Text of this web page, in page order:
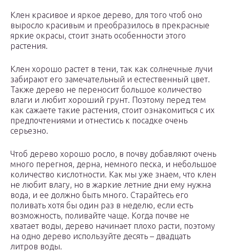
Клен красивое и яркое дерево, для того чтоб оно
выросло красивым и преобразилось в прекрасные
яркие окрасы, стоит знать особенности этого
растения.
Клен хорошо растет в тени, так как солнечные лучи
забирают его замечательный и естественный цвет.
Также дерево не переносит большое количество
влаги и любит хороший грунт. Поэтому перед тем
как сажаете такие растения, стоит ознакомиться с их
предпочтениями и отнестись к посадке очень
серьезно.
Чтоб дерево хорошо росло, в почву добавляют очень
много перегноя, дерна, немного песка, и небольшое
количество кислотности. Как мы уже знаем, что клен
не любит влагу, но в жаркие летние дни ему нужна
вода, и ее должно быть много. Старайтесь его
поливать хотя бы один раз в неделю, если есть
возможность, поливайте чаще. Когда почве не
хватает воды, дерево начинает плохо расти, поэтому
на одно дерево используйте десять – двадцать
литров воды.